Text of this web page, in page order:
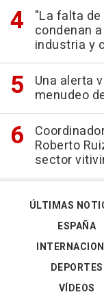
"La falta
condenan
industria y
Una alerta
menudeo
Roberto
sector
ÚLTIMAS
ESPAÑA
DEPORTES
VÍDEOS